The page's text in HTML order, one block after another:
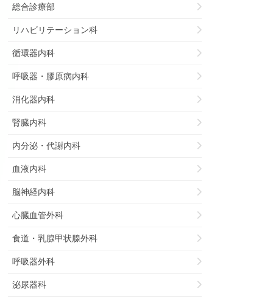
総合診療部
リハビリテーション科
循環器内科
呼吸器・膠原病内科
消化器内科
腎臓内科
内分泌・代謝内科
血液内科
脳神経内科
心臓血管外科
食道・乳腺甲状腺外科
呼吸器外科
泌尿器科